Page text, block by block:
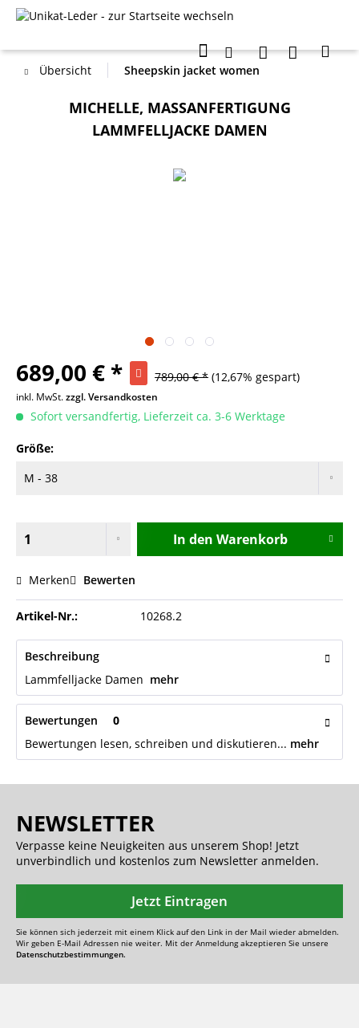
Übersicht Sheepskin jacket women
MICHELLE, MASSANFERTIGUNG L
AMMFELLJACKE DAMEN
689,00 € * 789,00 € * (12,67% gespart)
inkl. MwSt.zzgl. Versandkosten
Sofort versandfertig, Lieferzeit ca. 3-6 Werktage
Größe:
In den Warenkorb
Merken Bewerten
Artikel-Nr.: 10268.2
Beschreibung
Lammfelljacke Damen mehr
Bewertungen
0
Bewertungen lesen, schreiben und diskutieren... mehr
NEWSLETTER
Verpasse keine Neuigkeiten aus unserem Shop! Jetzt
unverbindlich und kostenlos zum Newsletter anmelden.
Jetzt Eintragen
Sie können sich jederzeit mit einem Klick auf den Link in der Mail wieder abmelden.
Wir geben E-Mail Adressen nie weiter. Mit der Anmeldung akzeptieren Sie unsere
Datenschutzbestimmungen.